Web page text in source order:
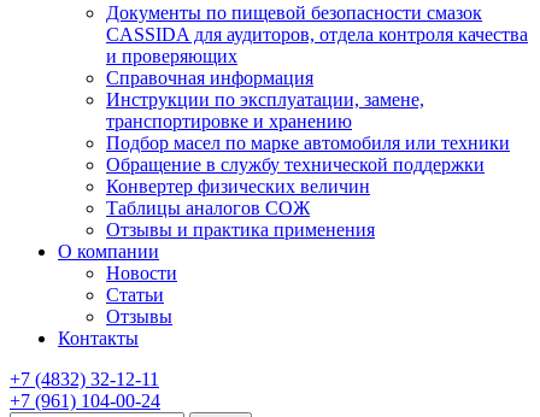
Документы по пищевой безопасности смазок
CASSIDA для аудиторов, отдела контроля качества
и проверяющих
Справочная информация
Инструкции по эксплуатации, замене,
транспортировке и хранению
Подбор масел по марке автомобиля или техники
Обращение в службу технической поддержки
Конвертер физических величин
Таблицы аналогов СОЖ
Отзывы и практика применения
О компании
Новости
Статьи
Отзывы
Контакты
+7 (4832) 32-12-11
+7 (961) 104-00-24